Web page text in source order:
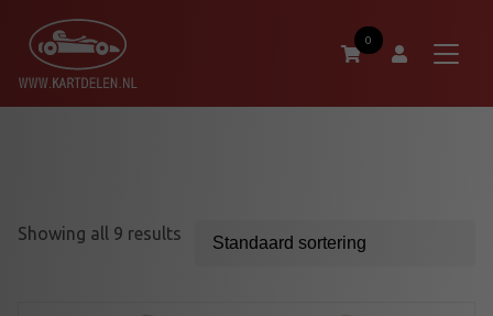
0
Showing all 9 results